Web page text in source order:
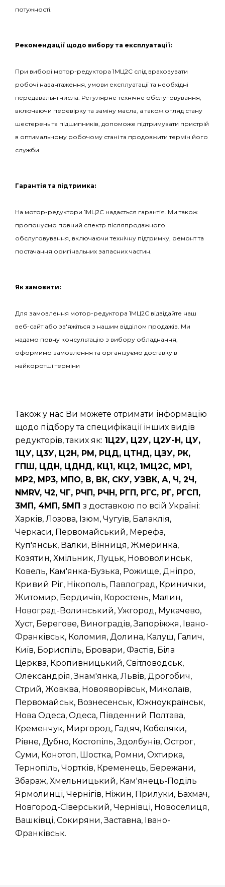
потужності.
Рекомендації щодо вибору та експлуатації:
При виборі мотор-редуктора 1МЦ2С слід враховувати
робочі навантаження, умови експлуатації та необхідні
передавальні числа. Регулярне технічне обслуговування,
включаючи перевірку та заміну масла, а також огляд стану
шестерень та підшипників, допоможе підтримувати пристрій
в оптимальному робочому стані та продовжити термін його
служби.
Гарантія та підтримка:
На мотор-редуктори 1МЦ2С надається гарантія. Ми також
пропонуємо повний спектр післяпродажного
обслуговування, включаючи технічну підтримку, ремонт та
постачання оригінальних запасних частин.
Як замовити:
Для замовлення мотор-редуктора 1МЦ2С відвідайте наш
веб-сайт або зв'яжіться з нашим відділом продажів. Ми
надамо повну консультацію з вибору обладнання,
оформимо замовлення та організуємо доставку в
найкоротші терміни
Також у нас Ви можете отримати інформацію
щодо підбору та специфікації інших видів
редукторів, таких як: 1Ц2У, Ц2У, Ц2У-Н, ЦУ,
1ЦУ, Ц3У, Ц2Н, РМ, РЦД, ЦТНД, ЦЗУ, РК,
ГПШ, ЦДН, ЦДНД, КЦ1, КЦ2, 1МЦ2С, МР1,
МР2, МР3, МПО, В, ВК, СКУ, УЗВК, А, Ч, 2Ч,
NMRV, Ч2, ЧГ, РЧП, РЧН, РГП, РГС, РГ, РГСП,
3МП, 4МП, 5МП з доставкою по всій Україні:
Харків, Лозова, Ізюм, Чугуїв, Балаклія,
Черкаси, Первомайський, Мерефа,
Куп'янськ, Валки, Вінниця, Жмеринка,
Козятин, Хмільник, Луцьк, Нововолинськ,
Ковель, Кам'янка-Бузька, Рожище, Дніпро,
Кривий Ріг, Нікополь, Павлоград, Кринички,
Житомир, Бердичів, Коростень, Малин,
Новоград-Волинський, Ужгород, Мукачево,
Хуст, Берегове, Виноградів, Запоріжжя, Івано-
Франківськ, Коломия, Долина, Калуш, Галич,
Київ, Бориспіль, Бровари, Фастів, Біла
Церква, Кропивницький, Світловодськ,
Олександрія, Знам'янка, Львів, Дрогобич,
Стрий, Жовква, Новояворівськ, Миколаїв,
Первомайськ, Вознесенськ, Южноукраїнськ,
Нова Одеса, Одеса, Південний Полтава,
Кременчук, Миргород, Гадяч, Кобеляки,
Рівне, Дубно, Костопіль, Здолбунів, Острог,
Суми, Конотоп, Шостка, Ромни, Охтирка,
Тернопіль, Чортків, Кременець, Бережани,
Збараж, Хмельницький, Кам'янець-Поділь
Ярмолинці, Чернігів, Ніжин, Прилуки, Бахмач,
Новгород-Сіверський, Чернівці, Новоселиця,
Вашківці, Сокиряни, Заставна, Івано-
Франківськ.